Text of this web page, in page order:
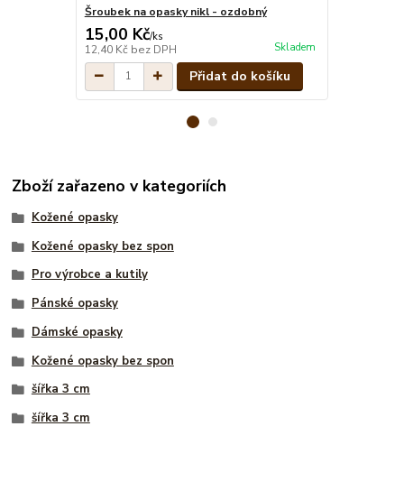
Šroubek na opasky nikl - ozdobný
15,00 Kč/ks
12,40 Kč bez DPH Skladem
Přidat do košíku
Zboží zařazeno v kategoriích
Kožené opasky
Kožené opasky bez spon
Pro výrobce a kutily
Pánské opasky
Dámské opasky
Kožené opasky bez spon
šířka 3 cm
šířka 3 cm